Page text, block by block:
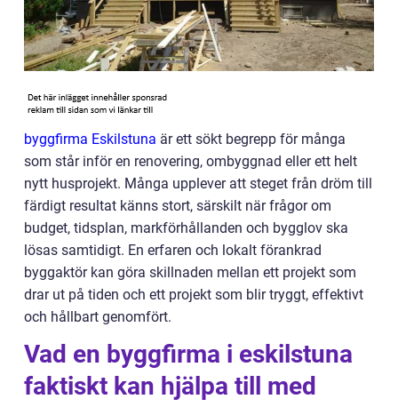
byggfirma Eskilstuna är ett sökt begrepp för många
som står inför en renovering, ombyggnad eller ett helt
nytt husprojekt. Många upplever att steget från dröm till
färdigt resultat känns stort, särskilt när frågor om
budget, tidsplan, markförhållanden och bygglov ska
lösas samtidigt. En erfaren och lokalt förankrad
byggaktör kan göra skillnaden mellan ett projekt som
drar ut på tiden och ett projekt som blir tryggt, effektivt
och hållbart genomfört.
Vad en byggfirma i eskilstuna
faktiskt kan hjälpa till med